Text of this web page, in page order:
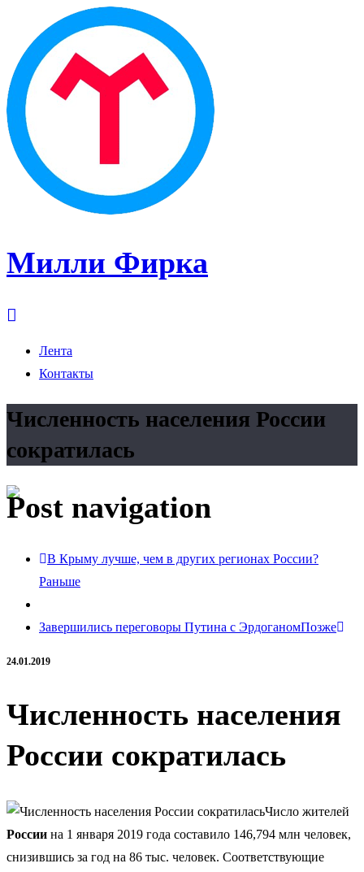
Милли Фирка
Лента
Контакты
Численность населения России
сократилась
Post navigation
В Крыму лучше, чем в других регионах России?
Раньше
Завершились переговоры Путина c ЭрдоганомПозже
24.01.2019
Численность населения
России сократилась
Число жителей
России на 1 января 2019 года составило 146,794 млн человек,
снизившись за год на 86 тыс. человек. Соответствующие